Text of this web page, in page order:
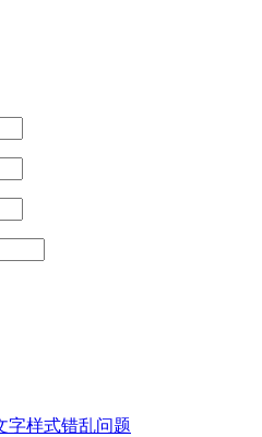
字样式错乱问题